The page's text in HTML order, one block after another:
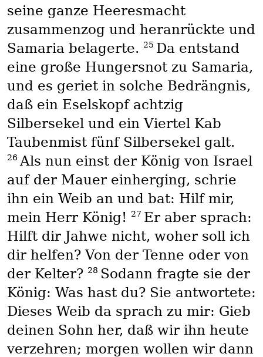
seine ganze Heeresmacht
zusammenzog und heranrückte und
Samaria belagerte. 25 Da entstand
eine große Hungersnot zu Samaria,
und es geriet in solche Bedrängnis,
daß ein Eselskopf achtzig
Silbersekel und ein Viertel Kab
Taubenmist fünf Silbersekel galt.
26 Als nun einst der König von Israel
auf der Mauer einherging, schrie
ihn ein Weib an und bat: Hilf mir,
mein Herr König!
27 Er aber sprach:
Hilft dir Jahwe nicht, woher soll ich
dir helfen? Von der Tenne oder von
der Kelter? 28 Sodann fragte sie der
König: Was hast du? Sie antwortete:
Dieses Weib da sprach zu mir: Gieb
deinen Sohn her, daß wir ihn heute
verzehren; morgen wollen wir dann